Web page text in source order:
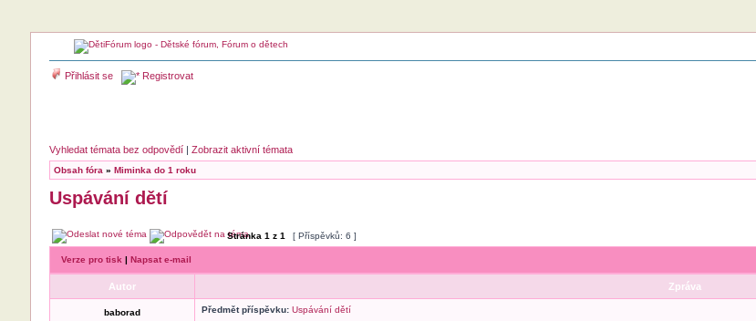
Přihlásit se Registrovat
Vyhledat témata bez odpovědí| Zobrazit aktivní témata
Obsah fóra » Miminka do 1 roku
Uspávání dětí
Stránka 1 z 1 [ Příspěvků: 6 ]
Verze pro tisk | Napsat e-mail
Autor Zpráva
baborad Předmět příspěvku: Uspávání dětí